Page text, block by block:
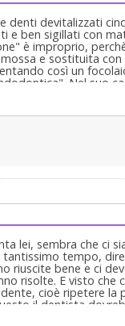
denti devitalizzati
e ben sigillati con
è improprio,
e sostituita
così un
Nel suo
questi risultano
precedenti
perdere. Cordiali
lei, sembra che ci
tempo,
riuscite bene e ci
risolte. E visto
cioè ripetere la
il dentista